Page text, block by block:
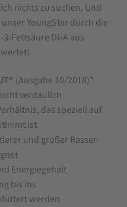
nichts zu suchen. Und
YoungStar durch die
Fettsäure DHA aus
(Ausgabe 10/2018)*
verdaulich
das speziell auf
ist
und großer Rassen
Energiegehalt
bis ins
werden